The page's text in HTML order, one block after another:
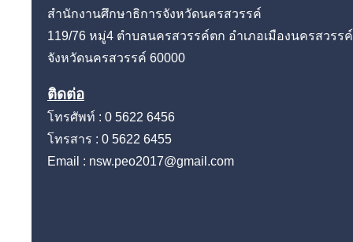
สำนักงานศึกษาธิการจังหวัดนครสวรรค์
119/76 หมู่4 ตำบลนครสวรรค์ตก อำเภอเมืองนครสวรรค์
จังหวัดนครสวรรค์ 60000
ติดต่อ
โทรศัพท์ : 0 5622 6456
โทรสาร : 0 5622 6455
Email : nsw.peo2017@gmail.com